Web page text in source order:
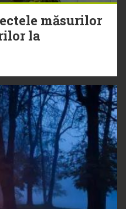
măsurilor
la